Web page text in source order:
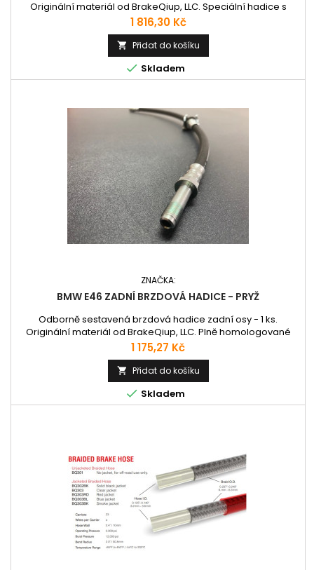
Originální materiál od BrakeQiup, LLC. Speciální hadice s
nerezovým opletem pro precizní brzdění. Plně
homologované pro evropské silnice.
Cena
1 816,30 Kč
 Přidat do košíku
 Skladem
ZNAČKA:
BMW E46 ZADNÍ BRZDOVÁ HADICE - PRYŽ
Odborně sestavená brzdová hadice zadní osy - 1 ks.
Originální materiál od BrakeQiup, LLC. Plně homologované
pro evropské silnice.
Cena
1 175,27 Kč
 Přidat do košíku
 Skladem